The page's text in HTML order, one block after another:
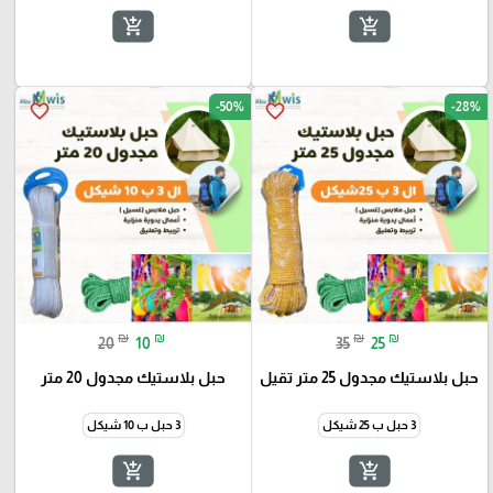
🎓
add_shopping_cart
add_shopping_cart
favorite_border -28%
35 ₪ 25 ₪
حبل بلاستيك مجدول 25 متر تقيل
3 حبل ب 25 شيكل
add_shopping_cart
favorite_border -50%
20 ₪ 10 ₪
حبل بلاستيك مجدول 20 متر
3 حبل ب 10 شيكل
add_shopping_cart